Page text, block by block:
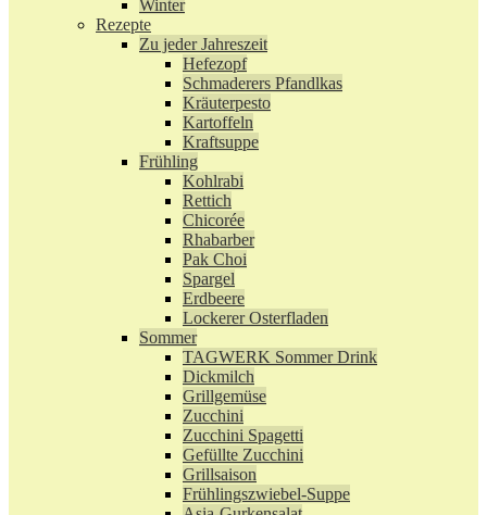
Winter
Rezepte
Zu jeder Jahreszeit
Hefezopf
Schmaderers Pfandlkas
Kräuterpesto
Kartoffeln
Kraftsuppe
Frühling
Kohlrabi
Rettich
Chicorée
Rhabarber
Pak Choi
Spargel
Erdbeere
Lockerer Osterfladen
Sommer
TAGWERK Sommer Drink
Dickmilch
Grillgemüse
Zucchini
Zucchini Spagetti
Gefüllte Zucchini
Grillsaison
Frühlingszwiebel-Suppe